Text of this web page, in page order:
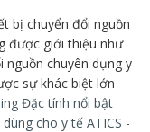
bị chuyển đổi nguồn
được giới thiệu như
chuyên dụng y
sự khác biệt lớn
Đặc tính nổi bật
cho y tế ATICS -